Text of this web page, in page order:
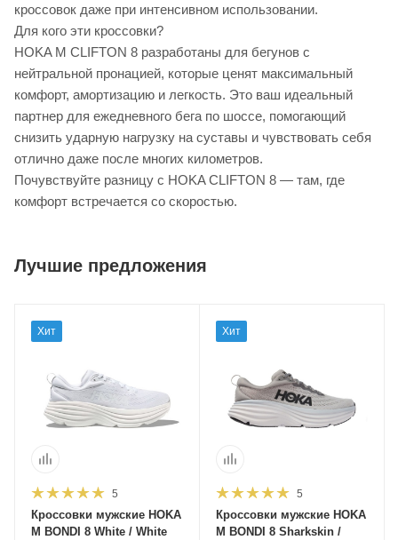
кроссовок даже при интенсивном использовании.
Для кого эти кроссовки?
HOKA M CLIFTON 8 разработаны для бегунов с
нейтральной пронацией, которые ценят максимальный
комфорт, амортизацию и легкость. Это ваш идеальный
партнер для ежедневного бега по шоссе, помогающий
снизить ударную нагрузку на суставы и чувствовать себя
отлично даже после многих километров.
Почувствуйте разницу с HOKA CLIFTON 8 — там, где
комфорт встречается со скоростью.
Лучшие предложения
Хит
5
Кроссовки мужские HOKA
M BONDI 8 White / White
Хит
5
Кроссовки мужские HOKA
M BONDI 8 Sharkskin /